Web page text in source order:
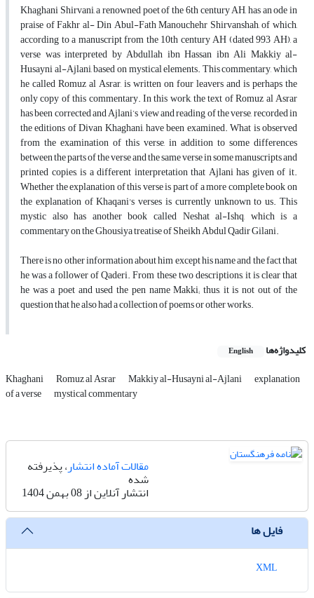
Khaghani Shirvani, a renowned poet of the 6th century AH, has an ode in
praise of Fakhr al- Din Abul-Fath Manouchehr Shirvanshah, of which,
according to a manuscript from the 10th century AH (dated 993 AH), a
verse was interpreted by Abdullah ibn Hassan ibn Ali Makkiy al-
Husayni al-Ajlani, based on mystical elements. This commentary, which
he called Romuz al Asrar, is written on four leavers and is perhaps the
only copy of this commentary. In this work, the text of Romuz al Asrar
has been corrected and Ajlani’s view and reading of the verse, recorded in
the editions of Divan Khaghani, have been examined. What is observed
from the examination of this verse, in addition to some differences
between the parts of the verse and the same verse in some manuscripts and
printed copies, is a different interpretation that Ajlani has given of it.
Whether the explanation of this verse is part of a more complete book on
the explanation of Khaqani's verses is currently unknown to us. This
mystic also has another book called Neshat al-Ishq, which is a
commentary on the Ghousiya treatise of Sheikh Abdul Qadir Gilani.
There is no other information about him except his name and the fact that
he was a follower of Qaderi. From these two descriptions, it is clear that
he was a poet and used the pen name Makki; thus, it is not out of the
question that he also had a collection of poems or other works.
کلیدواژه‌ها English
Khaghani Romuz al Asrar Makkiy al-Husayni al-Ajlani explanation
of a verse mystical commentary
مقالات آماده انتشار، پذیرفته
شده
انتشار آنلاین از 08 بهمن 1404
فایل ها